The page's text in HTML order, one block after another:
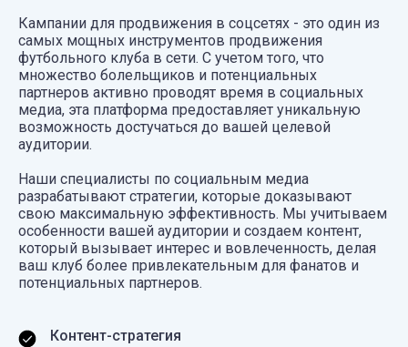
Кампании для продвижения в соцсетях - это один из
самых мощных инструментов продвижения
футбольного клуба в сети. С учетом того, что
множество болельщиков и потенциальных
партнеров активно проводят время в социальных
медиа, эта платформа предоставляет уникальную
возможность достучаться до вашей целевой
аудитории.
Наши специалисты по социальным медиа
разрабатывают стратегии, которые доказывают
свою максимальную эффективность. Мы учитываем
особенности вашей аудитории и создаем контент,
который вызывает интерес и вовлеченность, делая
ваш клуб более привлекательным для фанатов и
потенциальных партнеров.
Контент-стратегия